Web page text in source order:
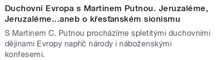
Duchovní Evropa s Martinem Putnou. Jeruzaléme,
Jeruzaléme...aneb o křesťanském sionismu
S Martinem C. Putnou procházíme spletitými duchovními
dějinami Evropy napříč národy i náboženskými
konfesemi.